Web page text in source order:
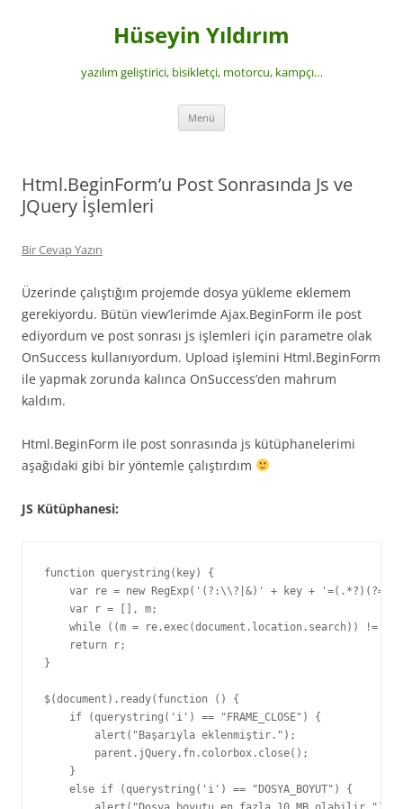
Hüseyin Yıldırım
yazılım geliştirici, bisikletçi, motorcu, kampçı…
Menü
Html.BeginForm’u Post Sonrasında Js ve
JQuery İşlemleri
Bir Cevap Yazın
Üzerinde çalıştığım projemde dosya yükleme eklemem
gerekiyordu. Bütün view’lerimde Ajax.BeginForm ile post
ediyordum ve post sonrası js işlemleri için parametre olak
OnSuccess kullanıyordum. Upload işlemini Html.BeginForm
ile yapmak zorunda kalınca OnSuccess’den mahrum
kaldım.
Html.BeginForm ile post sonrasında js kütüphanelerimi
aşağıdaki gibi bir yöntemle çalıştırdım
JS Kütüphanesi:
function querystring(key) {
var re = new RegExp('(?:\\?|&)' + key +
var r = [], m;
while ((m = re.exec(document.location.search)) !=
return r;
}
$(document).ready(function () {
if (querystring('i') == "FRAME_CLOSE") {
alert("Başarıyla eklenmiştir.");
parent.jQuery.fn.colorbox.close();
}
else if (querystring('i') == "DOSYA_BOYUT") {